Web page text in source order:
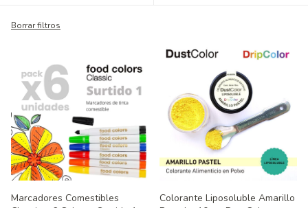
Borrar filtros
Marcadores Comestibles
Colorante Liposoluble Amarillo